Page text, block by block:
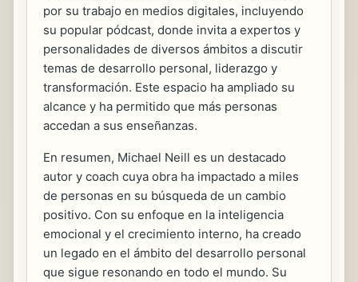
por su trabajo en medios digitales, incluyendo
su popular pódcast, donde invita a expertos y
personalidades de diversos ámbitos a discutir
temas de desarrollo personal, liderazgo y
transformación. Este espacio ha ampliado su
alcance y ha permitido que más personas
accedan a sus enseñanzas.
En resumen, Michael Neill es un destacado
autor y coach cuya obra ha impactado a miles
de personas en su búsqueda de un cambio
positivo. Con su enfoque en la inteligencia
emocional y el crecimiento interno, ha creado
un legado en el ámbito del desarrollo personal
que sigue resonando en todo el mundo. Su